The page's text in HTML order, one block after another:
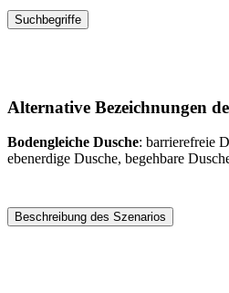
Suchbegriffe
Alternative Bezeichnungen
Bodengleiche Dusche: barrierefreie
ebenerdige Dusche, begehbare
Beschreibung des Szenarios